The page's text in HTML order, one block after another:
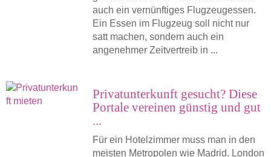
auch ein vernünftiges Flugzeugessen.
Ein Essen im Flugzeug soll nicht nur
satt machen, sondern auch ein
angenehmer Zeitvertreib in ...
Privatunterkunft gesucht? Diese
Portale vereinen günstig und gut
...
Für ein Hotelzimmer muss man in den
meisten Metropolen wie Madrid, London